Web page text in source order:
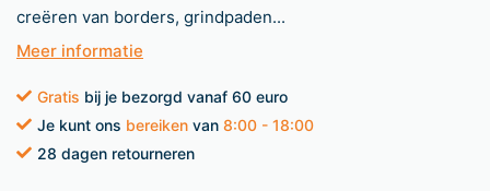
creëren van borders, grindpaden...
Meer informatie
Gratis bij je bezorgd vanaf 60 euro
Je kunt ons bereiken van 8:00 - 18:00
28 dagen retourneren